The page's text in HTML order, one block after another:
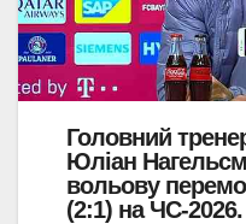
Головний
Юліан
вольову
(2:1) на ЧС-2026.